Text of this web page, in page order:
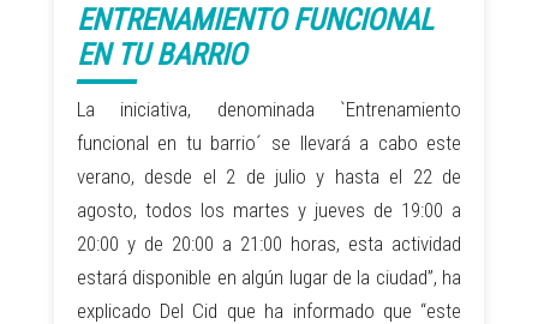
ENTRENAMIENTO FUNCIONAL
EN TU BARRIO
La iniciativa, denominada `Entrenamiento
funcional en tu barrio´ se llevará a cabo este
verano, desde el 2 de julio y hasta el 22 de
agosto, todos los martes y jueves de 19:00 a
20:00 y de 20:00 a 21:00 horas, esta actividad
estará disponible en algún lugar de la ciudad”, ha
explicado Del Cid que ha informado que “este